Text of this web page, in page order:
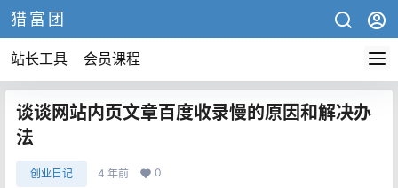
猎富团
站长工具 会员课程
谈谈网站内页文章百度收录慢的原因和解决办
法
创业日记 4 年前 0